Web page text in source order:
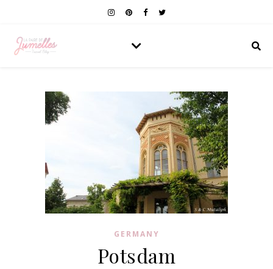
GERMANY
Potsdam